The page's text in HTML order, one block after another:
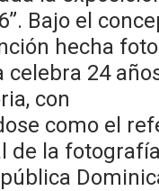
Bajo el
hecha
celebra 24
con
como el
de la